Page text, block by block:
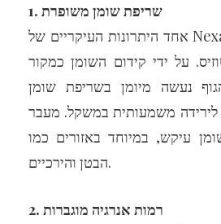
1. שריפת שומן משופרת
אחד היתרונות העיקריים של NexaSlim Ketosis הוא
על ידי קידום השומן כמקור
נעשה מיומן בשריפת שומן
משמעותית במשקל. מעבר
עיקש, במיוחד באזורים כמו
הבטן והירכיים.
2. רמות אנרגיה מוגברות